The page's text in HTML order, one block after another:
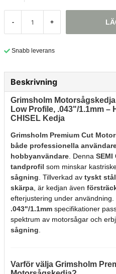
- +
Snabb leverans
Beskrivning
Grimsholm
Low Profile, .043"/1.1mm –
CHISEL Kedja
Grimsholm Premium Cut
både professionella
hobbyanvändare. Denna SEMI
tandprofil som minskar
sågning. Tillverkad av tyskt stål
skärpa, är kedjan även
efterjustering under användning.
.043"/1.1mm specifikationer
spektrum av motorsågar och
sågning.
Varför välja Grimsholm